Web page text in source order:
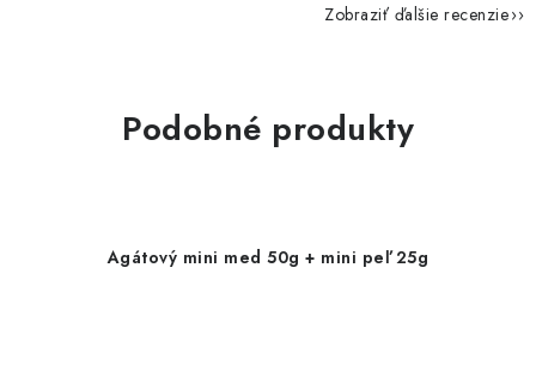
Zobraziť ďalšie recenzie
Podobné produkty
Agátový mini med 50g + mini peľ 25g